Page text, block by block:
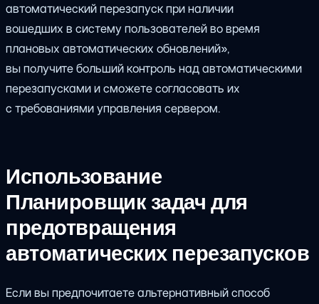
автоматический перезапуск при наличии
вошедших в систему пользователей во время
плановых автоматических обновлений»,
вы получите больший контроль над автоматическими
перезапусками и сможете согласовать их
с требованиями управления сервером.
Использование
Планировщик задач для
предотвращения
автоматических перезапусков
Если вы предпочитаете альтернативный способ